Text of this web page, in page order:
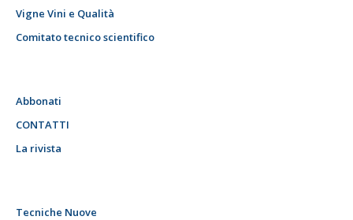
Vigne Vini e Qualità
Comitato tecnico scientifico
Abbonati
CONTATTI
La rivista
Tecniche Nuove